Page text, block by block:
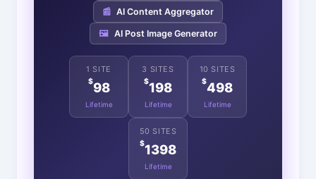
📰 AI Content Aggregator
🖼️ AI Post Image Generator
1 SITE
$98
Lifetime
3 SITES
$198
Lifetime
10 SITES
$498
Lifetime
50 SITES
$1398
Lifetime